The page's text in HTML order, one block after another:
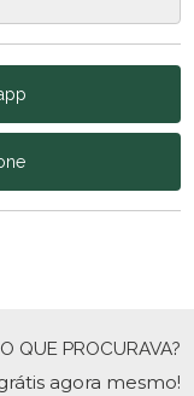
QUE PROCURAVA?
agora mesmo!